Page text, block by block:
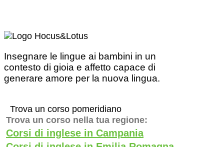
Insegnare le lingue ai bambini in un
contesto di gioia e affetto capace di
generare amore per la nuova lingua.
Trova un corso pomeridiano
Trova un corso nella tua regione:
Corsi di inglese in Campania